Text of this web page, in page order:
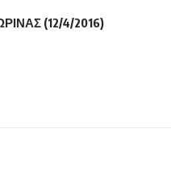
(12/4/2016)